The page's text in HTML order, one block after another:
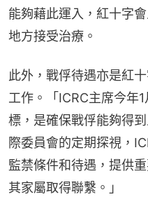
能夠藉此運入，紅十字
地方接受治療。
此外，戰俘待遇亦是紅
工作。「ICRC主席今年
標，是確保戰俘能夠得
際委員會的定期探視，
監禁條件和待遇，提供
其家屬取得聯繫。」